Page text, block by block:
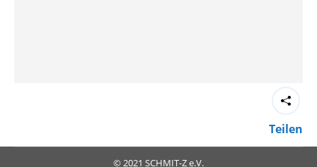
Teilen
© 2021 SCHMIT-Z e.V.